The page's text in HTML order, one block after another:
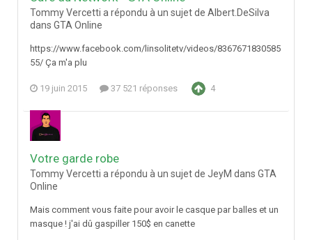
Tommy Vercetti a répondu à un sujet de Albert.DeSilva
dans GTA Online
https://www.facebook.com/linsolitetv/videos/8367671830585
55/ Ça m'a plu
19 juin 2015 37 521 réponses 4
Votre garde robe
Tommy Vercetti a répondu à un sujet de JeyM dans GTA
Online
Mais comment vous faite pour avoir le casque par balles et un
masque ! j'ai dû gaspiller 150$ en canette